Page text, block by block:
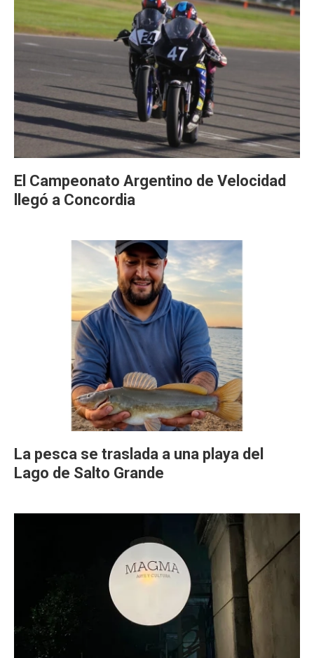
El Campeonato Argentino de Velocidad
llegó a Concordia
La pesca se traslada a una playa del
Lago de Salto Grande